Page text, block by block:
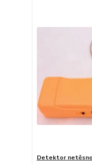
Detektor